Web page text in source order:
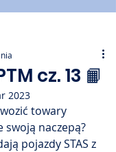
cz. 13 📙
2023
towary
swoją naczepą?
pojazdy STAS z